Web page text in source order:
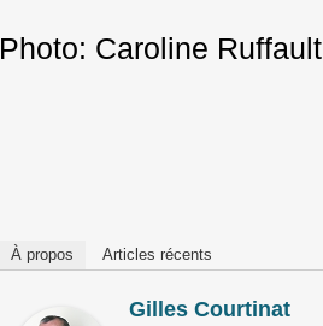
Photo: Caroline Ruffault
À propos Articles récents
Gilles Courtinat